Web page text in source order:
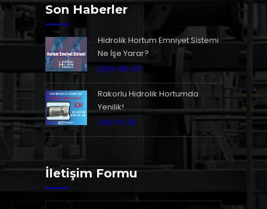
Son Haberler
Hidrolik Hortum Emniyet Sistemi
Ne İşe Yarar?
2021-09-03
Rakorlu Hidrolik Hortumda
Yenilik!
2021-11-29
İletişim Formu